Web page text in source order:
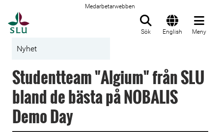
Medarbetarwebben
Sök English Meny
Nyhet
Studentteam "Algium" från SLU
bland de bästa på NOBALIS
Demo Day